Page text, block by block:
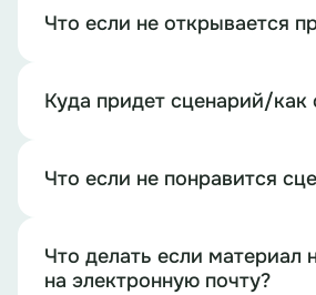
Что если не открывается
Куда придет сценарий/как
Что если не понравится
Что делать если материал
на электронную почту?